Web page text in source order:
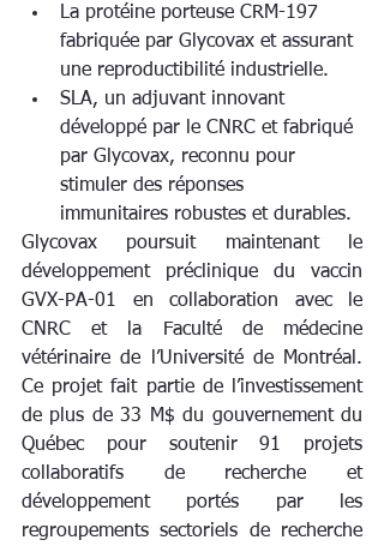
La protéine porteuse CRM-197
fabriquée par Glycovax et assurant
une reproductibilité industrielle.
SLA, un adjuvant innovant
développé par le CNRC et fabriqué
par Glycovax, reconnu pour
stimuler des réponses
immunitaires robustes et durables.
Glycovax poursuit maintenant le
développement préclinique du vaccin
GVX-PA-01 en collaboration avec le
CNRC et la Faculté de médecine
vétérinaire de l’Université de Montréal.
Ce projet fait partie de l’investissement
de plus de 33 M$ du gouvernement du
Québec pour soutenir 91 projets
collaboratifs de recherche et
développement portés par les
regroupements sectoriels de recherche